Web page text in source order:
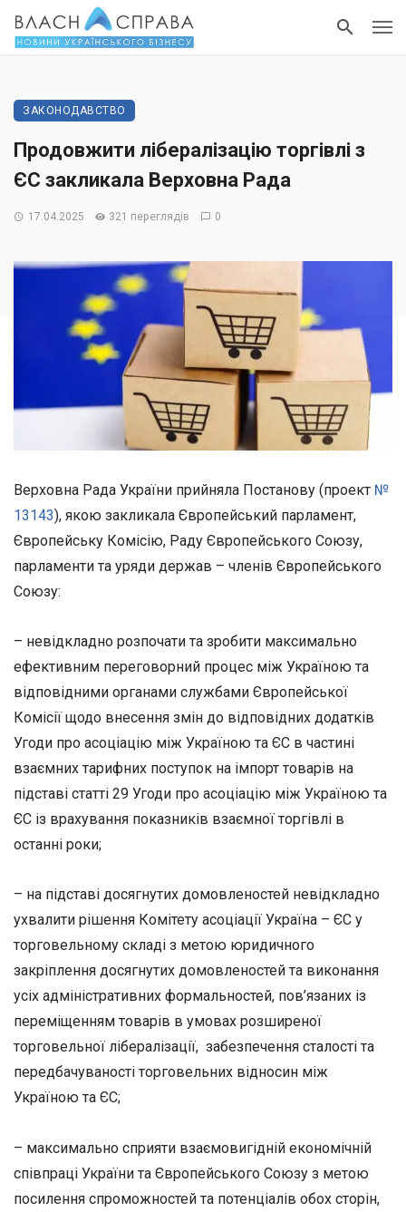
ЗАКОНОДАВСТВО
Продовжити лібералізацію торгівлі з
ЄС закликала Верховна Рада
17.04.2025 321 переглядів 0
Верховна Рада України прийняла Постанову (проект №
13143), якою закликала Європейський парламент,
Європейську Комісію, Раду Європейського Союзу,
парламенти та уряди держав – членів Європейського
Союзу:
– невідкладно розпочати та зробити максимально
ефективним переговорний процес між Україною та
відповідними органами службами Європейської
Комісії щодо внесення змін до відповідних додатків
Угоди про асоціацію між Україною та ЄС в частині
взаємних тарифних поступок на імпорт товарів на
підставі статті 29 Угоди про асоціацію між Україною та
ЄС із врахування показників взаємної торгівлі в
останні роки;
– на підставі досягнутих домовленостей невідкладно
ухвалити рішення Комітету асоціації Україна – ЄС у
торговельному складі з метою юридичного
закріплення досягнутих домовленостей та виконання
усіх адміністративних формальностей, пов’язаних із
переміщенням товарів в умовах розширеної
торговельної лібералізації, забезпечення сталості та
передбачуваності торговельних відносин між
Україною та ЄС;
– максимально сприяти взаємовигідній економічній
співпраці України та Європейського Союзу з метою
посилення спроможностей та потенціалів обох сторін,